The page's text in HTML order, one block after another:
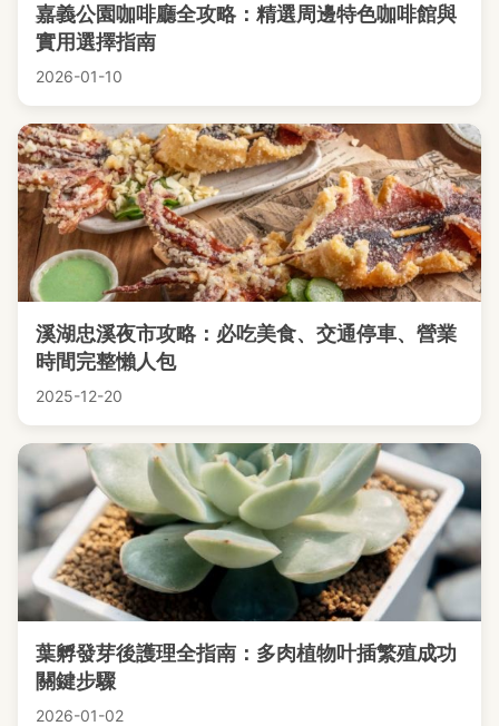
嘉義公園咖啡廳全攻略：精選周邊特色咖啡館與
實用選擇指南
2026-01-10
溪湖忠溪夜市攻略：必吃美食、交通停車、營業
時間完整懶人包
2025-12-20
葉孵發芽後護理全指南：多肉植物叶插繁殖成功
關鍵步驟
2026-01-02